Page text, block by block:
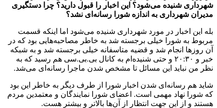
شهرداری شنیده می‌شود؟ این اخبار را قبول دارید؟ چرا دستگیری
مدیران شهرداری به اندازه شورا رسانه‌ای نشد؟
بله این اخبار در مورد شهرداری شنیده می‌شود اما اینکه قسمت
مربوط به شورا خیلی برجسته شد به خاطر مصاحبه‌هایی بود که در
آن روزها انجام شد و قضیه متاسفانه خیلی برجسته شد و به شبکه
خبر و ۲۰:۳۰ و حتی شنیده‌ام به کانال بی.بی.سی هم رسید که به
نظر من نباید این مسائل تا مشخص شدن ماجرا رسانه‌ای می‌شد.
شاید هم رسانه‌ای شدن اخبار شورا از طرف دیگر به خاطر این بود
که شورا نهاد مهمی است. اعضای شورا نمایندگان و معتمدین مردم
هستند و از این جهت انتظار از آن‌ها بالاتر و بیشتر هست.